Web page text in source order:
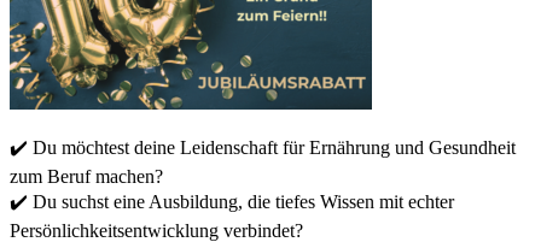
✔️ Du möchtest deine Leidenschaft für Ernährung und Gesundheit
zum Beruf machen?
✔️ Du suchst eine Ausbildung, die tiefes Wissen mit echter
Persönlichkeitsentwicklung verbindet?